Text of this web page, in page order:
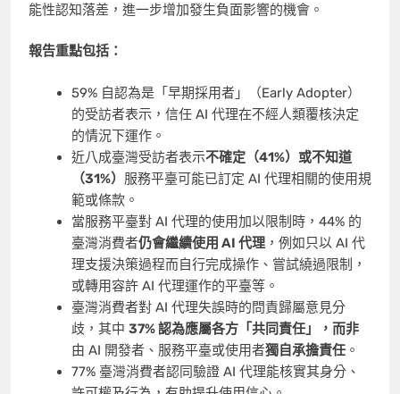
能性認知落差，進一步增加發生負面影響的機會。
報告重點包括：
59% 自認為是「早期採用者」（Early Adopter）
的受訪者表示，信任 AI 代理在不經人類覆核決定
的情況下運作。
近八成臺灣受訪者表示不確定（41%）或不知道
（31%） 服務平臺可能已訂定 AI 代理相關的使用規
範或條款。
當服務平臺對 AI 代理的使用加以限制時，44% 的
臺灣消費者仍會繼續使用 AI 代理，例如只以 AI 代
理支援決策過程而自行完成操作、嘗試繞過限制，
或轉用容許 AI 代理運作的平臺等。
臺灣消費者對 AI 代理失誤時的問責歸屬意見分
歧，其中 37% 認為應屬各方「共同責任」，而非
由 AI 開發者、服務平臺或使用者獨自承擔責任。
77% 臺灣消費者認同驗證 AI 代理能核實其身分、